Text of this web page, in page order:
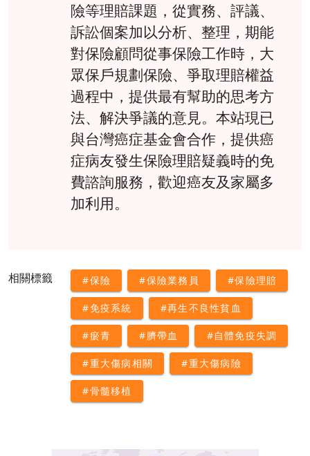
險等理賠課題，從實務、評議、
訴訟個案加以分析、整理，期能
對保險顧問從事保險工作時，大
眾保戶規劃保險、爭取理賠權益
過程中，提供最有幫助的思考方
法、解決爭議的意見。本站現已
與台灣癌症基金會合作，提供癌
症病友發生保險理賠疑義時的免
費諮詢服務，歡迎癌友及家屬多
加利用。
相關標籤 #保險 #保險業務員 #保險理賠
#免疫系統 #再生不良性貧血
#瘀青 #臍帶血 #自體免疫失調
#重大傷病相關 #重大傷病險
#骨髓移植